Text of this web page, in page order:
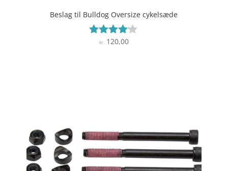
Beslag til Bulldog Oversize cykelsæde
Vurderet
kr.120,00